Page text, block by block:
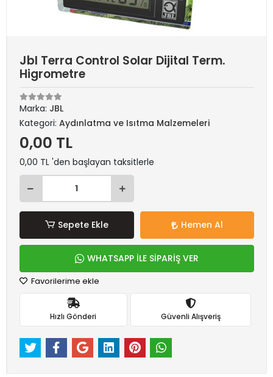
Jbl Terra Control Solar Dijital Term.
Higrometre
Marka: JBL
Kategori: Aydınlatma ve Isıtma Malzemeleri
0,00 TL
0,00 TL 'den başlayan taksitlerle
Sepete Ekle Hemen Al
WHATSAPP İLE SİPARİŞ VER
Favorilerime ekle
Hızlı Gönderi Güvenli Alışveriş